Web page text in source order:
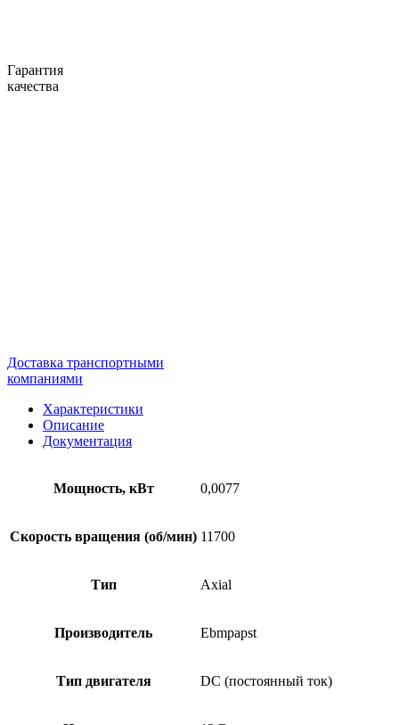
Гарантия
качества
Доставка транспортными
компаниями
Характеристики
Описание
Документация
Мощность, кВт 0,0077
Скорость вращения (об/мин) 11700
Тип Axial
Производитель Ebmpapst
Тип двигателя DC (постоянный ток)